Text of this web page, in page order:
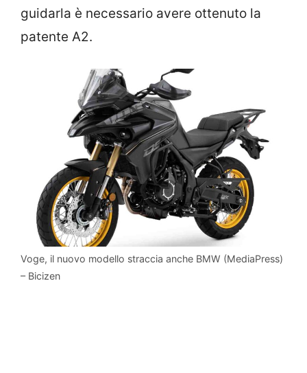
guidarla è necessario avere ottenuto la
patente A2.
Voge, il nuovo modello straccia anche BMW (MediaPress)
– Bicizen